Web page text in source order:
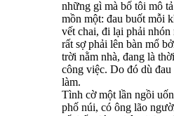
những gì mà bố tôi mô
mồn một: đau buốt mỗi
vết chai, đi lại phải
rất sợ phải lên bàn mổ
trời nằm nhà, đang là
công việc. Do đó dù
làm.
Tình cờ một lần ngồi
phố núi, có ông lão